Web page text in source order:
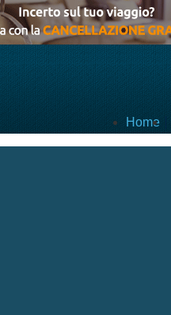
Home